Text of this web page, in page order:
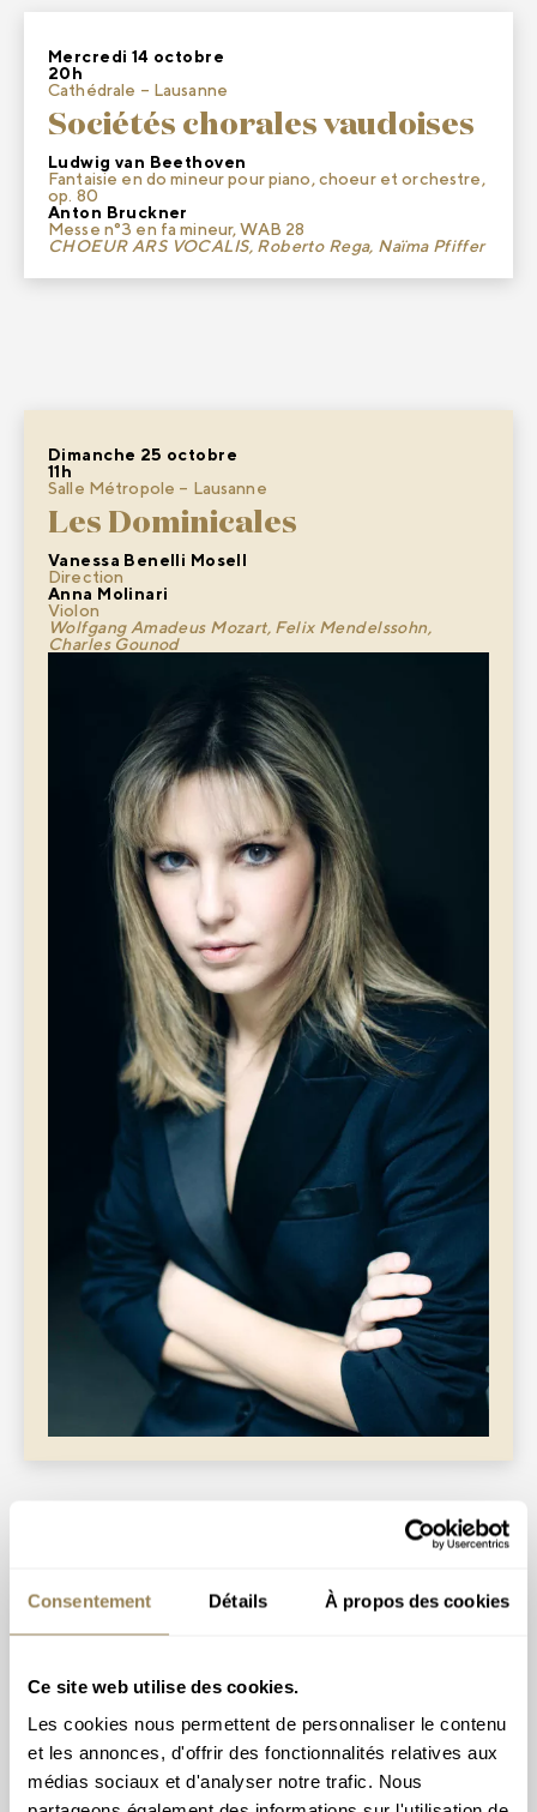
Consentement Détails À propos des cookies
Ce site web utilise des cookies.
Les cookies nous permettent de personnaliser le contenu
et les annonces, d'offrir des fonctionnalités relatives aux
médias sociaux et d'analyser notre trafic. Nous
Mercredi 14 octobre
20h
Cathédrale – Lausanne
Sociétés chorales vaudoises
Ludwig van Beethoven
Fantaisie en do mineur pour piano, choeur et orchestre,
op. 80
Anton Bruckner
Messe n°3 en fa mineur, WAB 28
CHOEUR ARS VOCALIS, Roberto Rega, Naïma Pfiffer
Dimanche 25 octobre
11h
Salle Métropole – Lausanne
Les Dominicales
Vanessa Benelli Mosell
Direction
Anna Molinari
Violon
Wolfgang Amadeus Mozart, Felix Mendelssohn,
Charles Gounod
Mercredi 28 octobre
Jeudi 29 octobre
Théâtre de Beaulieu – Lausanne
Les Grands Concerts